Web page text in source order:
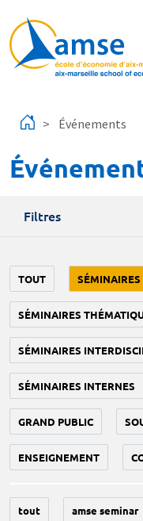
Événements
Filtres
TOUT
SÉMINAIRES
SÉMINAIRES
SÉMINAIRES INTERNES
GRAND PUBLIC
ENSEIGNEMENT
tout amse seminar